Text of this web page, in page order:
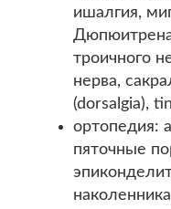
ишалгия,
троичного
нерва,
(dorsalgia),
ортопедия:
пяточные